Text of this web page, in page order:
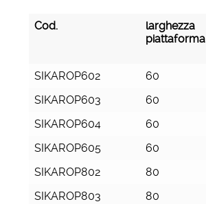
Cod.
larghezza
piattaforma
Cod.
larghezza
piattaforma
SIKAROP602 60
SIKAROP603
60
SIKAROP604
60
SIKAROP605
60
SIKAROP802
80
SIKAROP803
80